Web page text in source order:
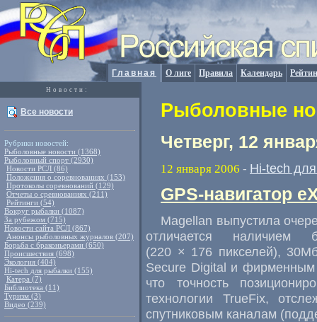
Главная О лиге Правила Календарь
Новости:
Все новости
Рубрики новостей:
Рыболовные новости (1368)
Рыболовный спорт (2930)
Новости РСЛ (86)
Положения о соревнованиях (153)
Протоколы соревнований (129)
Отчеты о сревнованиях (211)
Рейтинги (54)
Вокруг рыбалки (1087)
За рубежом (715)
Новости сайта РСЛ (867)
Анонсы рыболовных журналов (207)
Борьба с браконьерами (650)
Происшествия (698)
Экология (404)
Hi-tech для рыбалки (155)
Катера (7)
Библиотека (11)
Туризм (3)
Видео (239)
Рыболовные
Четверг, 12
12 января 2006 - Hi-tech
GPS-навигатор
Magellan выпустила
отличается
(220 × 176 пикселей),
Secure Digital и фирменным
что точность
технологии TrueFix,
спутниковым каналам